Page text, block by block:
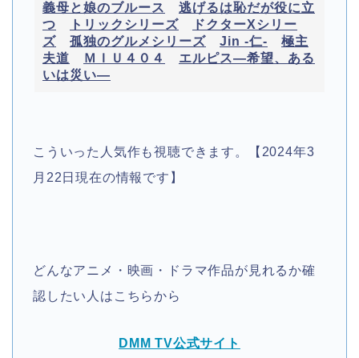
義母と娘のブルース
逃げるは恥だが役に立
つ
トリックシリーズ
ドクターXシリー
ズ
孤独のグルメシリーズ Jin -仁-
極主
夫道
ＭＩＵ４０４
エルピス―希望、ある
いは災い―
こういった人気作も視聴できます。【2024年3
月22日現在の情報です】
どんなアニメ・映画・ドラマ作品が見れるか確
認したい人はこちらから
DMM TV公式サイト